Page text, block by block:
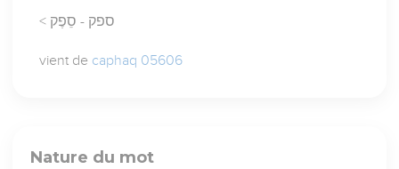
< ספק - סֵפֶק
vient de caphaq 05606
Nature du mot